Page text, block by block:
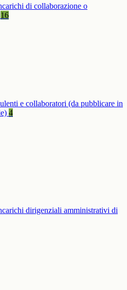
di collaborazione o
16
e collaboratori (da pubblicare in
4
dirigenziali amministrativi di